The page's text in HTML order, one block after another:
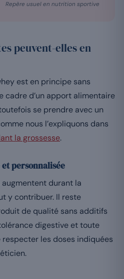
Repère usuel en nutrition sportive
peuvent-elles en
est en principe sans
cadre d’un apport alimentaire
se prendre avec un
nous l’expliquons dans
la grossesse.
personnalisée
durant la
y contribuer. Il reste
de qualité sans additifs
digestive et toute
les doses indiquées